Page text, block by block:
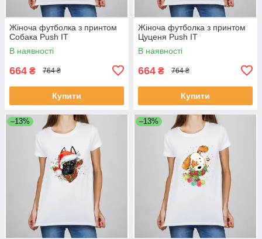
Жіноча футболка з принтом
Собака Push IT
В наявності
664 ₴ 764 ₴
Купити
Жіноча футболка з принтом
Цуценя Push IT
В наявності
664 ₴ 764 ₴
Купити
–13% –13%